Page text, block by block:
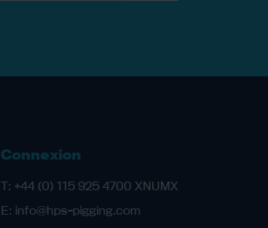
Connexion
T: +44 (0) 115 925 4700 XNUMX
E: info@hps-pigging.com